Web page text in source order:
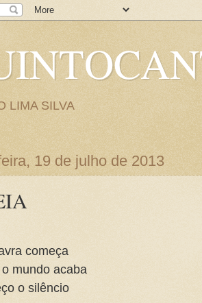
LIMA SILVA
19 de julho de 2013
começa
mundo acaba
o silêncio